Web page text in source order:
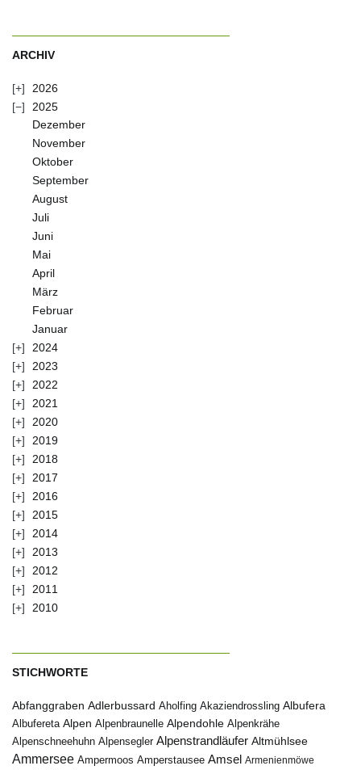
ARCHIV
2026
2025
Dezember
November
Oktober
September
August
Juli
Juni
Mai
April
März
Februar
Januar
2024
2023
2022
2021
2020
2019
2018
2017
2016
2015
2014
2013
2012
2011
2010
STICHWORTE
Abfanggraben Adlerbussard Aholfing Akaziendrossling Albufera
Albufereta Alpen Alpenbraunelle Alpendohle Alpenkrähe
Alpenschneehuhn Alpensegler Alpenstrandläufer Altmühlsee
Ammersee Ampermoos Amperstausee Amsel Armenienmöwe